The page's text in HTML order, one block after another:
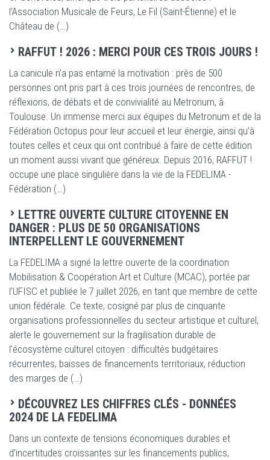
l’Association Musicale de Feurs, Le Fil (Saint-Étienne) et le
Château de (…)
RAFFUT ! 2026 : MERCI POUR CES TROIS JOURS !
La canicule n’a pas entamé la motivation : près de 500
personnes ont pris part à ces trois journées de rencontres, de
réflexions, de débats et de convivialité au Metronum, à
Toulouse. Un immense merci aux équipes du Metronum et de la
Fédération Octopus pour leur accueil et leur énergie, ainsi qu’à
toutes celles et ceux qui ont contribué à faire de cette édition
un moment aussi vivant que généreux. Depuis 2016, RAFFUT !
occupe une place singulière dans la vie de la FEDELIMA -
Fédération (…)
LETTRE OUVERTE CULTURE CITOYENNE EN
DANGER : PLUS DE 50 ORGANISATIONS
INTERPELLENT LE GOUVERNEMENT
La FEDELIMA a signé la lettre ouverte de la coordination
Mobilisation & Coopération Art et Culture (MCAC), portée par
l’UFISC et publiée le 7 juillet 2026, en tant que membre de cette
union fédérale. Ce texte, cosigné par plus de cinquante
organisations professionnelles du secteur artistique et culturel,
alerte le gouvernement sur la fragilisation durable de
l’écosystème culturel citoyen : difficultés budgétaires
récurrentes, baisses de financements territoriaux, réduction
des marges de (…)
DÉCOUVREZ LES CHIFFRES CLÉS - DONNÉES
2024 DE LA FEDELIMA
Dans un contexte de tensions économiques durables et
d’incertitudes croissantes sur les financements publics,